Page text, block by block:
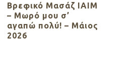
Βρεφικό Μασάζ ΙΑΙΜ
– Μωρό μου σ’
αγαπώ πολύ! – Μάιος
2026